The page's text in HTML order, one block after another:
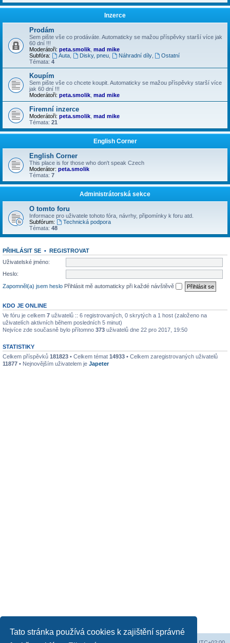
Tato stránka používá cookies k zajištění správné
Inzerce
Prodám
Sem pište vše co prodáváte. Automaticky se mažou příspěvky starší více jak
60 dní !!!
Moderátoři: peta.smolik mad mike
Subfóra:
Auta, Disky, pneu, Náhradní díly,
Ostatní
Témata: 4
Koupím
Sem pište vše co chcete koupit. Automaticky se mažou příspěvky starší více
jak 60 dní !!!
Moderátoři: peta.smolik mad mike
Firemní inzerce
Moderátoři: peta.smolik mad mike
Témata: 21
English Corner
English Corner
This place is for those who don't speak Czech
Moderátor: peta.smolik
Témata: 7
Administrátorská sekce
O tomto foru
Informace pro uživatele tohoto fóra, návrhy, připomínky k foru atd.
Subfórum:
Technická podpora
Témata: 48
PŘIHLÁSIT SE • REGISTROVAT
Uživatelské jméno:
Heslo:
Zapomněl(a) jsem heslo Přihlásit mě automaticky při každé návštěvě
KDO JE ONLINE
Ve fóru je celkem 7 uživatelů :: 6 registrovaných, 0 skrytých a 1 host (založeno na
uživatelích aktivních během posledních 5 minut)
Nejvíce zde současně bylo přítomno 373 uživatelů dne 22 pro 2017, 19:50
STATISTIKY
Celkem příspěvků 181823 • Celkem témat 14933 • Celkem zaregistrovaných uživatelů
11877 • Nejnovějším uživatelem je Japeter